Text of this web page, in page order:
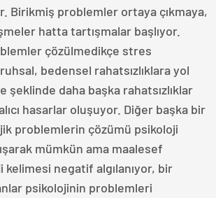
Birikmiş problemler ortaya çıkmaya,
hatta tartışmalar başlıyor.
çözülmedikçe stres
bedensel rahatsızlıklara yol
şeklinde daha başka rahatsızlıklar
hasarlar oluşuyor. Diğer başka bir
problemlerin çözümü psikoloji
mümkün ama maalesef
kelimesi negatif algılanıyor, bir
psikolojinin problemleri